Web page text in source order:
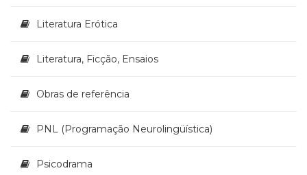
Literatura Erótica
Literatura, Ficção, Ensaios
Obras de referência
PNL (Programação Neurolingüística)
Psicodrama